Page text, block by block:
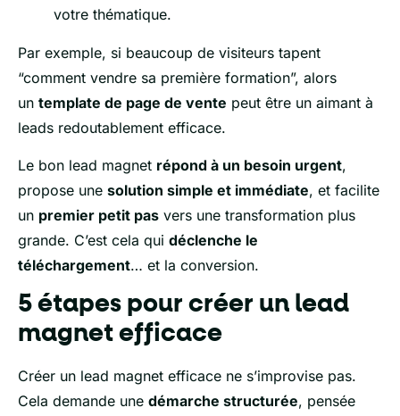
votre thématique.
Par exemple, si beaucoup de visiteurs tapent
“comment vendre sa première formation”, alors
un template de page de vente peut être un aimant à
leads redoutablement efficace.
Le bon lead magnet répond à un besoin urgent,
propose une solution simple et immédiate, et facilite
un premier petit pas vers une transformation plus
grande. C’est cela qui déclenche le
téléchargement… et la conversion.
5 étapes pour créer un lead
magnet efficace
Créer un lead magnet efficace ne s’improvise pas.
Cela demande une démarche structurée, pensée